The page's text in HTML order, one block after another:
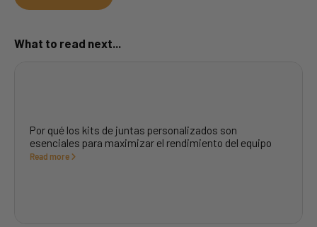
What to read next...
Por qué los kits de juntas personalizados son
esenciales para maximizar el rendimiento del equipo
Read more